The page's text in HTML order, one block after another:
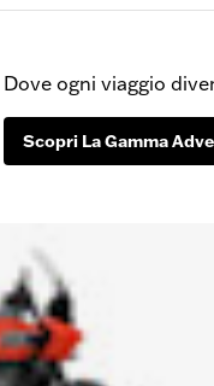
Dove ogni viaggio
Scopri La Gamma